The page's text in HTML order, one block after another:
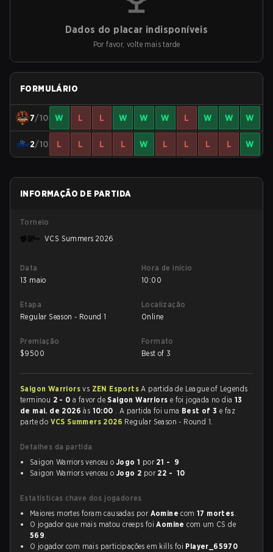
Dados do placar indisponíveis
Por favor, volte mais tarde
FORMULÁRIO
7/10 W L L W W W L W W W
2/10 L L L L W L L L L W
INFORMAÇÃO DE PARTIDA
Torneio
VCS Summers 2026
Data
13 maio
Hora de início
10:00
Etapa
Regular Season - Round 1
Localização
Online
Premiação
$9500
Formato
Best of 3
Saigon Warriorsvs ZEN EsportsA partida de League of Legends
terminou 2 - 0 a favor deSaigon Warriors e foi jogada no dia 13
de mai. de 2026às 10:00 . A partida foi uma Best of 3e faz
parte do VCS Summers 2026 Regular Season - Round 1.
Detalhes da partida
Saigon Warriors venceu o Jogo 1 por 21 - 9
Saigon Warriors venceu o Jogo 2 por 22 - 10
Estatísticas chave dos jogadores
Maiores mortes foram causadas por Aomine com17 mortes.
O jogador que mais matou creeps foiAomine com um CS de
569.
O jogador com mais participações em kills foi Player_65970